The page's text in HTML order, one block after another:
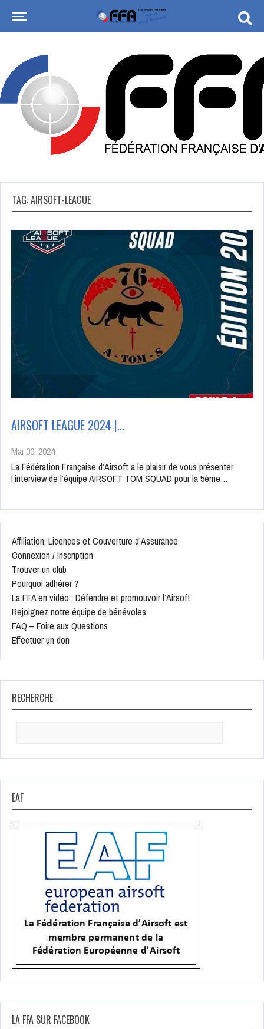
TAG: AIRSOFT-LEAGUE
AIRSOFT LEAGUE 2024 |…
Mai 30, 2024
La Fédération Française d’Airsoft a le plaisir de vous présenter
l’interview de l’équipe AIRSOFT TOM SQUAD pour la 5ème…
Affiliation, Licences et Couverture d’Assurance
Connexion / Inscription
Trouver un club
Pourquoi adhérer ?
La FFA en vidéo : Défendre et promouvoir l’Airsoft
Rejoignez notre équipe de bénévoles
FAQ – Foire aux Questions
Effectuer un don
RECHERCHE
EAF
LA FFA SUR FACEBOOK